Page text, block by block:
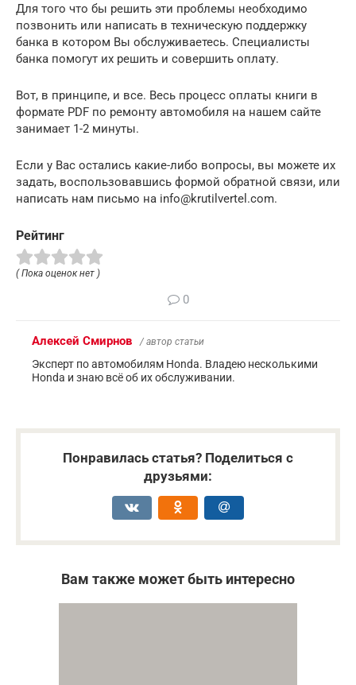
Для того что бы решить эти проблемы необходимо
позвонить или написать в техническую поддержку
банка в котором Вы обслуживаетесь. Специалисты
банка помогут их решить и совершить оплату.
Вот, в принципе, и все. Весь процесс оплаты книги в
формате PDF по ремонту автомобиля на нашем сайте
занимает 1-2 минуты.
Если у Вас остались какие-либо вопросы, вы можете их
задать, воспользовавшись формой обратной связи, или
написать нам письмо на info@krutilvertel.com.
Рейтинг
( Пока оценок нет )
0
Алексей Смирнов / автор статьи
Эксперт по автомобилям Honda. Владею несколькими
Honda и знаю всё об их обслуживании.
Понравилась статья? Поделиться с
друзьями:
Вам также может быть интересно